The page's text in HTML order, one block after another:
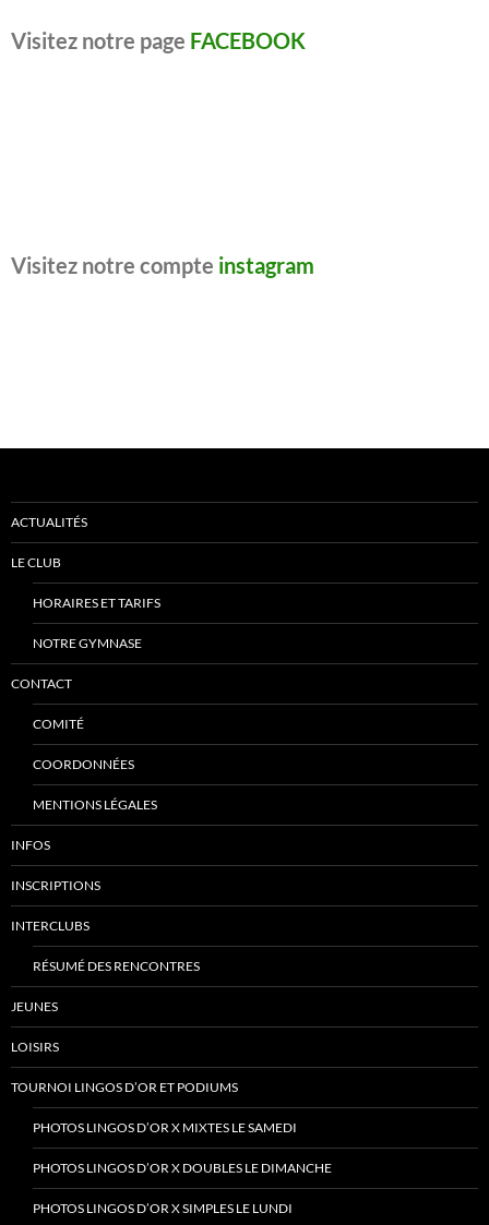
Visitez notre page FACEBOOK
Visitez notre compte instagram
ACTUALITÉS
LE CLUB
HORAIRES ET TARIFS
NOTRE GYMNASE
CONTACT
COMITÉ
COORDONNÉES
MENTIONS LÉGALES
INFOS
INSCRIPTIONS
INTERCLUBS
RÉSUMÉ DES RENCONTRES
JEUNES
LOISIRS
TOURNOI LINGOS D’OR ET PODIUMS
PHOTOS LINGOS D’OR X MIXTES LE SAMEDI
PHOTOS LINGOS D’OR X DOUBLES LE DIMANCHE
PHOTOS LINGOS D’OR X SIMPLES LE LUNDI